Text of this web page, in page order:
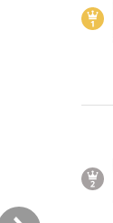
い」『北の国か